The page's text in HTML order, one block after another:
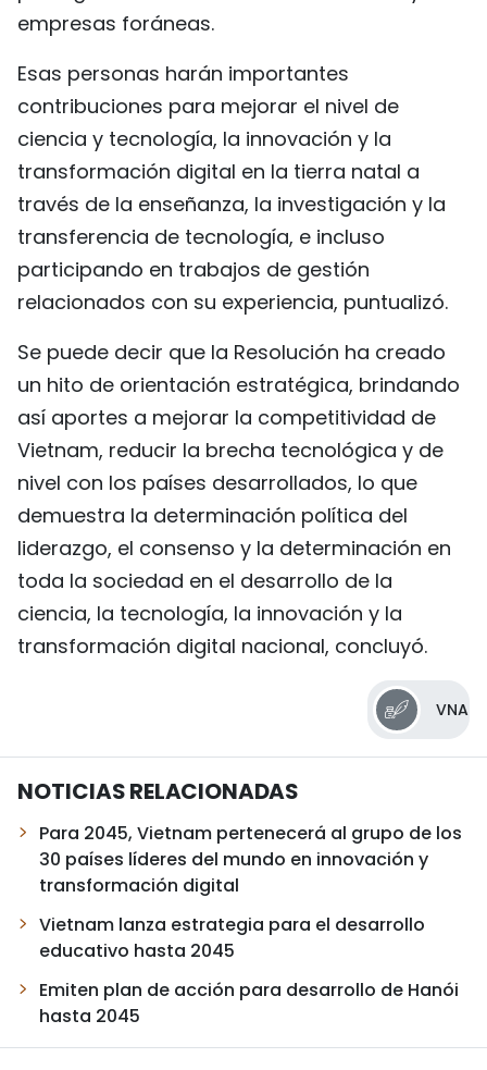
empresas foráneas.
Esas personas harán importantes
contribuciones para mejorar el nivel de
ciencia y tecnología, la innovación y la
transformación digital en la tierra natal a
través de la enseñanza, la investigación y la
transferencia de tecnología, e incluso
participando en trabajos de gestión
relacionados con su experiencia, puntualizó.
Se puede decir que la Resolución ha creado
un hito de orientación estratégica, brindando
así aportes a mejorar la competitividad de
Vietnam, reducir la brecha tecnológica y de
nivel con los países desarrollados, lo que
demuestra la determinación política del
liderazgo, el consenso y la determinación en
toda la sociedad en el desarrollo de la
ciencia, la tecnología, la innovación y la
transformación digital nacional, concluyó.
VNA
NOTICIAS RELACIONADAS
Para 2045, Vietnam pertenecerá al grupo de los
30 países líderes del mundo en innovación y
transformación digital
Vietnam lanza estrategia para el desarrollo
educativo hasta 2045
Emiten plan de acción para desarrollo de Hanói
hasta 2045